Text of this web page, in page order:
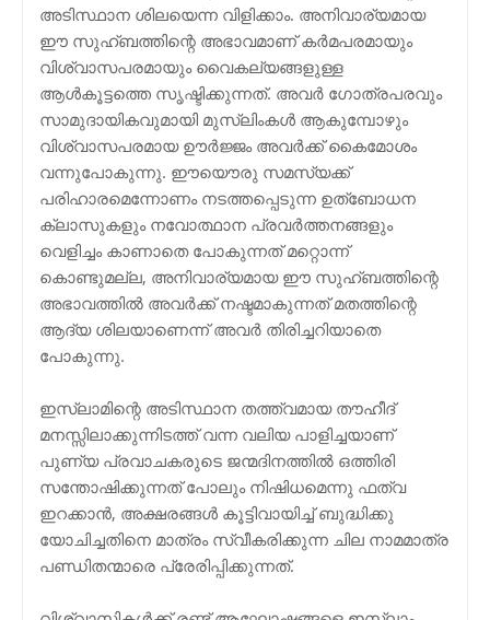
അടിസ്ഥാന ശിലയെന്ന വിളിക്കാം. അനിവാര്യമായ
ഈ സുഹ്ബത്തിന്റെ അഭാവമാണ് കര്‍മപരമായും
വിശ്വാസപരമായും വൈകല്യങ്ങളുള്ള
ആള്‍കൂട്ടത്തെ സൃഷ്ടിക്കുന്നത്. അവര്‍ ഗോത്രപരവും
സാമുദായികവുമായി മുസ്‌ലിംകള്‍ ആകുമ്പോഴും
വിശ്വാസപരമായ ഊര്‍ജ്ജം അവര്‍ക്ക് കൈമോശം
വന്നുപോകുന്നു. ഈയൌരു സമസ്യക്ക്
പരിഹാരമെന്നോണം നടത്തപ്പെടുന്ന ഉത്ബോധന
ക്ലാസുകളും നവോത്ഥാന പ്രവര്‍ത്തനങ്ങളും
വെളിച്ചം കാണാതെ പോകുന്നത് മറ്റൊന്ന്
കൊണ്ടുമല്ല, അനിവാര്യമായ ഈ സുഹ്ബത്തിന്റെ
അഭാവത്തില്‍ അവര്‍ക്ക് നഷ്ടമാകുന്നത് മതത്തിന്റെ
ആദ്യ ശിലയാണെന്ന് അവര്‍ തിരിച്ചറിയാതെ
പോകുന്നു.
ഇസ്‌ലാമിന്റെ അടിസ്ഥാന തത്ത്വമായ തൗഹീദ്‌
മനസ്സിലാക്കുന്നിടത്ത് വന്ന വലിയ പാളിച്ചയാണ്
പുണ്യ പ്രവാചകരുടെ ജന്മദിനത്തില്‍ ഒത്തിരി
സന്തോഷിക്കുന്നത് പോലും നിഷിധമെന്നു ഫത്‌വ
ഇറക്കാന്‍, അക്ഷരങ്ങള്‍ കൂട്ടിവായിച്ച് ബുദ്ധിക്കു
യോചിച്ചതിനെ മാത്രം സ്വീകരിക്കുന്ന ചില നാമമാത്ര
പണ്ഡിതന്മാരെ പ്രേരിപ്പിക്കുന്നത്.